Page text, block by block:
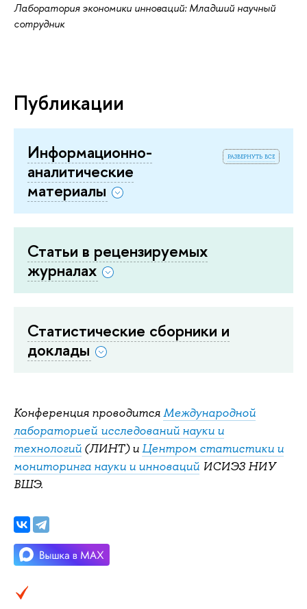
Лаборатория экономики инноваций: Младший научный
сотрудник
Публикации
развернуть все
Информационно-
аналитические
материалы
Статьи в рецензируемых
журналах
Статистические сборники и
доклады
Конференция проводитсяМеждународной
лабораторией исследований науки и
технологий (ЛИНТ) иЦентром статистики и
мониторинга науки и инноваций ИСИЭЗ НИУ
ВШЭ.